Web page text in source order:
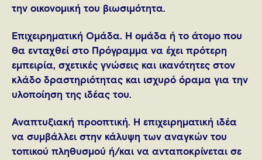
την οικονομική του βιωσιμότητα.
Επιχειρηματική Ομάδα. Η ομάδα ή το άτομο που
θα ενταχθεί στο Πρόγραμμα να έχει πρότερη
εμπειρία, σχετικές γνώσεις και ικανότητες στον
κλάδο δραστηριότητας και ισχυρό όραμα για την
υλοποίηση της ιδέας του.
Αναπτυξιακή προοπτική. Η επιχειρηματική ιδέα
να συμβάλλει στην κάλυψη των αναγκών του
τοπικού πληθυσμού ή/και να ανταποκρίνεται σε